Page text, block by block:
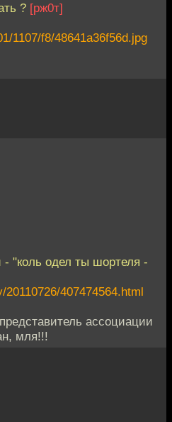
? [рж0т]
1107/f8/48641a36f56d.jpg
"коль одел ты шортеля -
407474564.html
ассоциации
мля!!!